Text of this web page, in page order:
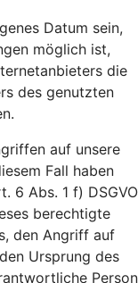
Datum sein,
möglich ist,
die
des genutzten
auf unsere
Fall haben
6 Abs. 1 f) DSGVO
berechtigte
den Angriff auf
Ursprung des
Person